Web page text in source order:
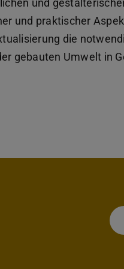
und
und praktischer
die
gebauten Umwelt in